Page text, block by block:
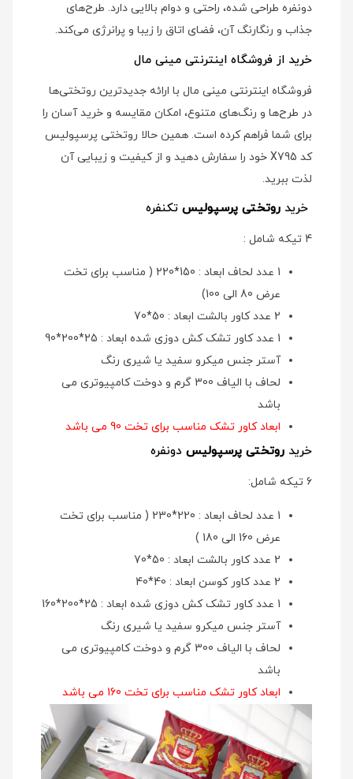
دونفره طراحی شده، راحتی و دوام بالایی دارد. طرح‌های
جذاب و رنگارنگ آن، فضای اتاق را زیبا و پرانرژی می‌کند.
خرید از فروشگاه اینترنتی مینی مال
فروشگاه اینترنتی مینی مال با ارائه جدیدترین روتختی‌ها
در طرح‌ها و رنگ‌های متنوع، امکان مقایسه و خرید آسان را
برای شما فراهم کرده است. همین حالا روتختی پرسپولیس
کد X795 خود را سفارش دهید و از کیفیت و زیبایی آن
لذت ببرید.
خرید روتختی پرسپولیس تکنفره
4 تیکه شامل :
1 عدد لحاف ابعاد : 150*220 ( مناسب برای تخت
عرض 80 الی 100)
2 عدد کاور بالشت ابعاد : 50*70
1 عدد کاور تشک کش دوزی شده ابعاد : 25*200*90
آستر جنس میکرو سفید یا شیری رنگ
لحاف با الیاف 300 گرم و دوخت کامپیوتری می
باشد
ابعاد کاور تشک مناسب برای تخت 90 می باشد
خرید روتختی پرسپولیس دونفره
6 تیکه شامل:
1 عدد لحاف ابعاد : 220*230 ( مناسب برای تخت
عرض 160 الی 180 )
2 عدد کاور بالشت ابعاد : 50*70
2 عدد کاور کوسن ابعاد : 40*40
1 عدد کاور تشک کش دوزی شده ابعاد : 25*200*160
آستر جنس میکرو سفید یا شیری رنگ
لحاف با الیاف 300 گرم و دوخت کامپیوتری می
باشد
ابعاد کاور تشک مناسب برای تخت 160 می باشد